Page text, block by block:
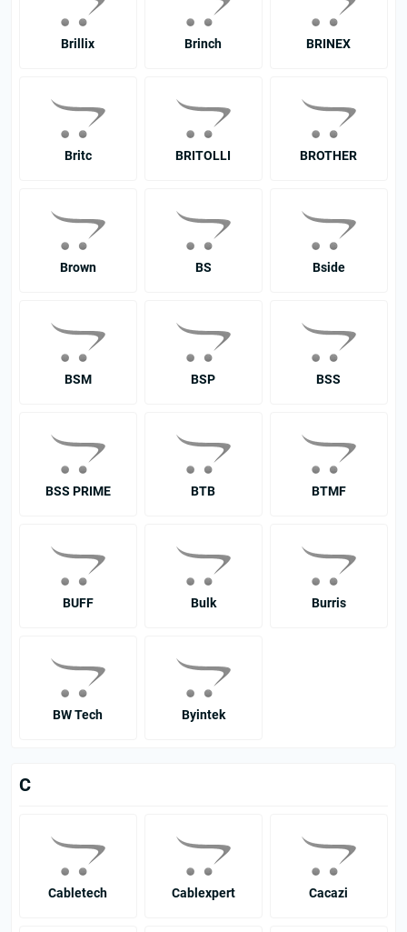
Brillix Brinch BRINEX
Britc BRITOLLI BROTHER
Brown BS Bside
BSM BSP BSS
BSS PRIME BTB BTMF
BUFF Bulk Burris
BW Tech Byintek
C
Cabletech Cablexpert Cacazi